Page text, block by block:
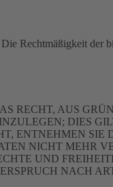
Rechtmäßigkeit der
RECHT, AUS
DIES
ENTNEHMEN SIE
NICHT MEHR
UND
NACH